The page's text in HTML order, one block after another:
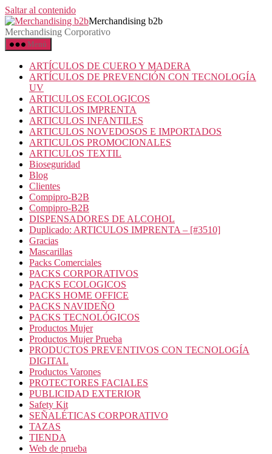
Saltar al contenido
Merchandising b2b
Merchandising Corporativo
Menú
ARTÍCULOS DE CUERO Y MADERA
ARTÍCULOS DE PREVENCIÓN CON TECNOLOGÍA
UV
ARTICULOS ECOLOGICOS
ARTICULOS IMPRENTA
ARTICULOS INFANTILES
ARTICULOS NOVEDOSOS E IMPORTADOS
ARTICULOS PROMOCIONALES
ARTICULOS TEXTIL
Bioseguridad
Blog
Clientes
Compipro-B2B
Compipro-B2B
DISPENSADORES DE ALCOHOL
Duplicado: ARTICULOS IMPRENTA – [#3510]
Gracias
Mascarillas
Packs Comerciales
PACKS CORPORATIVOS
PACKS ECOLOGICOS
PACKS HOME OFFICE
PACKS NAVIDEÑO
PACKS TECNOLÓGICOS
Productos Mujer
Productos Mujer Prueba
PRODUCTOS PREVENTIVOS CON TECNOLOGÍA
DIGITAL
Productos Varones
PROTECTORES FACIALES
PUBLICIDAD EXTERIOR
Safety Kit
SEÑALÉTICAS CORPORATIVO
TAZAS
TIENDA
Web de prueba